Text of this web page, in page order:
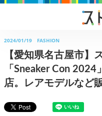
2024/01/19 FASHION
【愛知県名古屋市】
「Sneaker Con
店。レアモデルなど